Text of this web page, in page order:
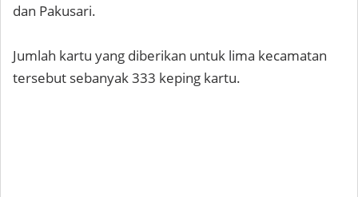
dan Pakusari.
Jumlah kartu yang diberikan untuk lima kecamatan
tersebut sebanyak 333 keping kartu.